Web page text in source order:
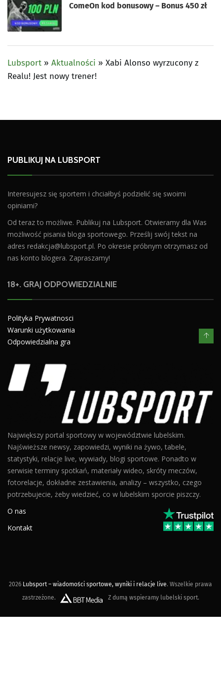
ComeOn kod bonusowy – Bonus 450 zł
Lubsport » Aktualności » Xabi Alonso wyrzucony z
Realu! Jest nowy trener!
PUBLIKUJ NA LUBSPORT
Interesujesz się sportem i chciałbyś podzielić się swoimi
opiniami?
Od teraz to możliwe. Publikuj na Lubsport. Otwieramy dla Was
możliwość pisania bloga sportowego. Prześlij swój tekst na
adres redakcja@lubsport.pl. Po okresie próbnym otrzymasz od
nas konto blogera. Zapraszamy!
18+. GRAJ ODPOWIEDZIALNIE
Polityka Prywatnosci
Warunki użytkowania
Odpowiedzialna gra
Największy portal sportowy w województwie lubelskim.
Najświeższe newsy, zapowiedzi, wyniki na żywo, tabele,
statystyki, relacje live, wywiady, blogi sportowe. Ponadto w
serwisie terminy spotkań, materiały wideo, skróty meczów,
fotorelacje, dokładne zestawienia, analizy – wszystko, czego
potrzebujecie, żeby wiedzieć, co w lubelskim sporcie piszczy.
O nas
Kontakt
2026 Lubsport – wiadomości sportowe, wyniki i relacje live. Wszelkie prawa
zastrzeżone.
Z dumą wspieramy lubelski sport.